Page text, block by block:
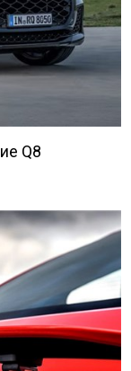
Q8